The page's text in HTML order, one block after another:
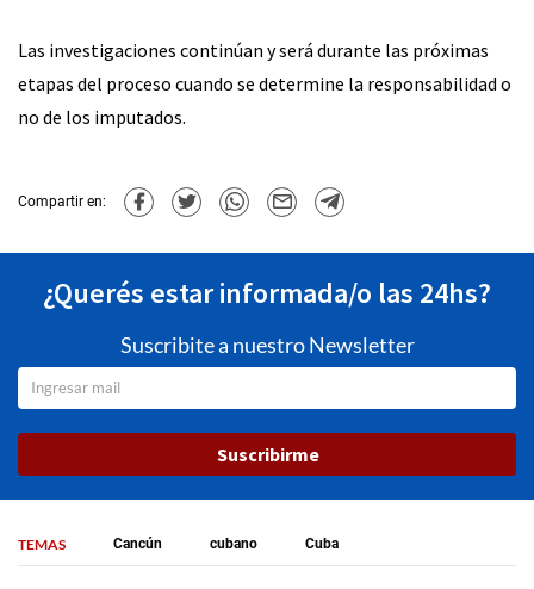
Las investigaciones continúan y será durante las próximas
etapas del proceso cuando se determine la responsabilidad o
no de los imputados.
Compartir en:
¿Querés estar informada/o las 24hs?
Suscribite a nuestro Newsletter
Suscribirme
TEMAS Cancún cubano Cuba